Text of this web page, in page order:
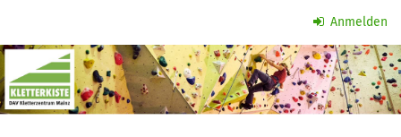
Inhalt
springen
Anmelden
Kletterzeit